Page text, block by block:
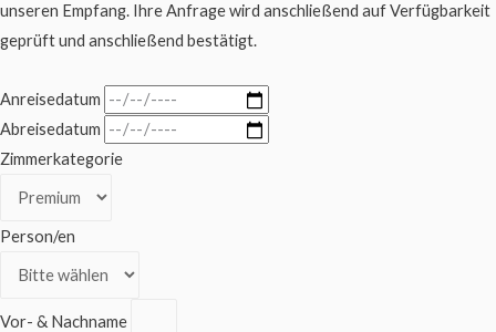
unseren Empfang. Ihre Anfrage wird anschließend auf Verfügbarkeit
geprüft und anschließend bestätigt.
Anreisedatum
Abreisedatum
Zimmerkategorie
Person/en
Vor- & Nachname